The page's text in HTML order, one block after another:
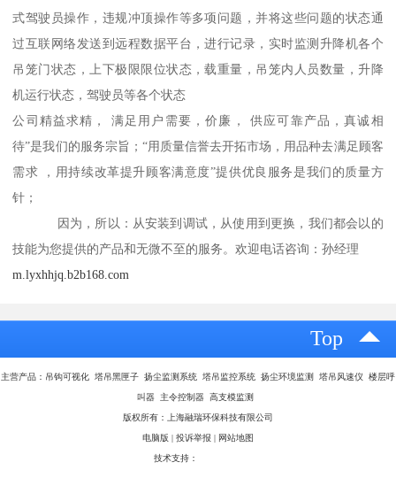
式驾驶员操作，违规冲顶操作等多项问题，并将这些问题的状态通
过互联网络发送到远程数据平台，进行记录，实时监测升降机各个
吊笼门状态，上下极限限位状态，载重量，吊笼内人员数量，升降
机运行状态，驾驶员等各个状态
公司精益求精， 满足用户需要，价廉， 供应可靠产品，真诚相
待”是我们的服务宗旨；“用质量信誉去开拓市场，用品种去满足顾客
需求 ，用持续改革提升顾客满意度”提供优良服务是我们的质量方
针；
因为，所以：从安装到调试，从使用到更换，我们都会以的
技能为您提供的产品和无微不至的服务。欢迎电话咨询：孙经理
m.lyxhhjq.b2b168.com
Top
主营产品：吊钩可视化 塔吊黑匣子 扬尘监测系统 塔吊监控系统 扬尘环境监测 塔吊风速仪 楼层呼
叫器 主令控制器 高支模监测
版权所有：上海融瑞环保科技有限公司
电脑版 | 投诉举报 | 网站地图
技术支持：